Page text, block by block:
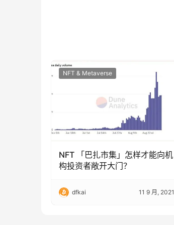
NFT & Metaverse
NFT 「巴扎市集」怎样才能向机
构投资者敞开大门？
dfkai 11 9 月, 2021